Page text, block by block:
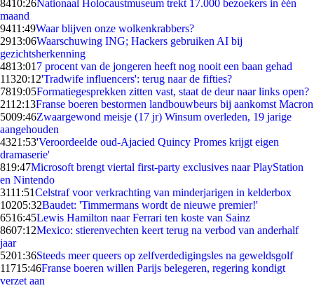
8410:26Nationaal Holocaustmuseum trekt 17.000 bezoekers in één
maand
9411:49Waar blijven onze wolkenkrabbers?
2913:06Waarschuwing ING; Hackers gebruiken AI bij
gezichtsherkenning
4813:01 7 procent van de jongeren heeft nog nooit een baan gehad
11320:12'Tradwife influencers': terug naar de fifties?
7819:05Formatiegesprekken zitten vast, staat de deur naar links open?
2112:13Franse boeren bestormen landbouwbeurs bij aankomst Macron
5009:46Zwaargewond meisje (17 jr) Winsum overleden, 19 jarige
aangehouden
4321:53'Veroordeelde oud-Ajacied Quincy Promes krijgt eigen
dramaserie'
819:47Microsoft brengt viertal first-party exclusives naar PlayStation
en Nintendo
3111:51Celstraf voor verkrachting van minderjarigen in kelderbox
10205:32Baudet: 'Timmermans wordt de nieuwe premier!'
6516:45Lewis Hamilton naar Ferrari ten koste van Sainz
8607:12Mexico: stierenvechten keert terug na verbod van anderhalf
jaar
5201:36Steeds meer queers op zelfverdedigingsles na geweldsgolf
11715:46Franse boeren willen Parijs belegeren, regering kondigt
verzet aan